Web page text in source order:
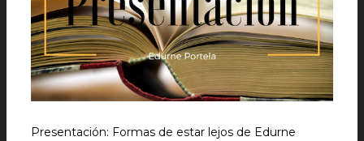
Presentación: Formas de estar lejos de Edurne